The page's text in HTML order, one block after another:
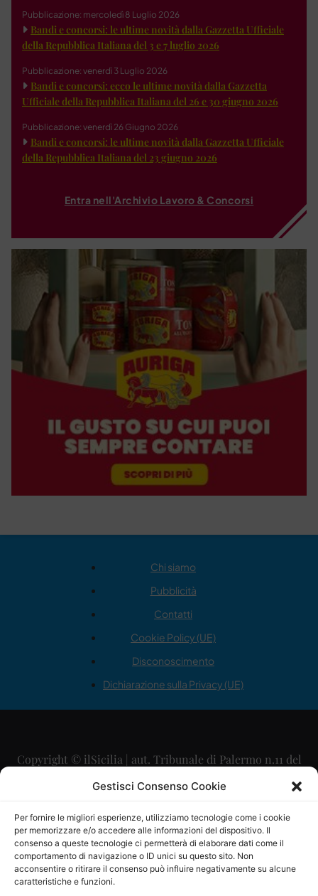
Gestisci Consenso Cookie
Per fornire le migliori esperienze, utilizziamo tecnologie come i cookie
per memorizzare e/o accedere alle informazioni del dispositivo. Il
consenso a queste tecnologie ci permetterà di elaborare dati come il
comportamento di navigazione o ID unici su questo sito. Non
acconsentire o ritirare il consenso può influire negativamente su alcune
caratteristiche e funzioni.
Pubblicazione: mercoledì 8 Luglio 2026
Bandi e concorsi: le ultime novità dalla Gazzetta Ufficiale
della Repubblica Italiana del 3 e 7 luglio 2026
Pubblicazione: venerdì 3 Luglio 2026
Bandi e concorsi: ecco le ultime novità dalla Gazzetta
Ufficiale della Repubblica Italiana del 26 e 30 giugno 2026
Pubblicazione: venerdì 26 Giugno 2026
Bandi e concorsi: le ultime novità dalla Gazzetta Ufficiale
della Repubblica Italiana del 23 giugno 2026
Entra nell'Archivio Lavoro & Concorsi
Chi siamo
Pubblicità
Contatti
Cookie Policy (UE)
Disconoscimento
Dichiarazione sulla Privacy (UE)
Copyright © ilSicilia | aut. Tribunale di Palermo n.11 del
29/09/2015
Direttore Editoriale: Maurizio Scaglione
Direttore Responsabile: Maria Calabrese